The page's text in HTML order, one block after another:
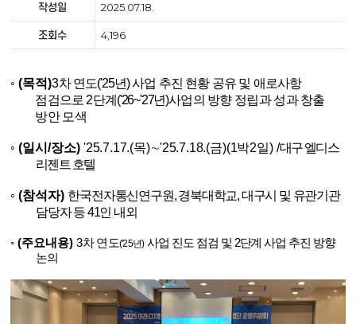
작성일 2025.07.18.
조회수 4,196
◦(목적)3차 연도('25년)사업 추진 현황 공유 및 애로사항
점검으로 2단계 ('26~'27년)사업의 방향 정립과 성과 창출
방안 모색
◦(일시/장소)'25.7.17.(목)∼'25.7.18.(금)(1박2일) /대구 엘디스
리젠트 호텔
◦(참석자) 한국전자통신연구원, 경북대학교, 대구시 및 유관기관
담당자 등 41인 내외
◦(주요내용)3차 연도('25년)사업 진도 점검 및 2단계 사업 추진 방향
논의